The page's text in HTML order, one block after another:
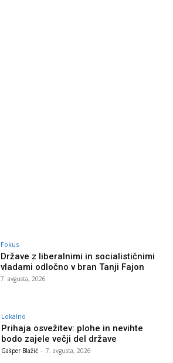
Fokus
Države z liberalnimi in socialističnimi
vladami odločno v bran Tanji Fajon
7. avgusta, 2026
Lokalno
Prihaja osvežitev: plohe in nevihte
bodo zajele večji del države
Gašper Blažič - 7. avgusta, 2026